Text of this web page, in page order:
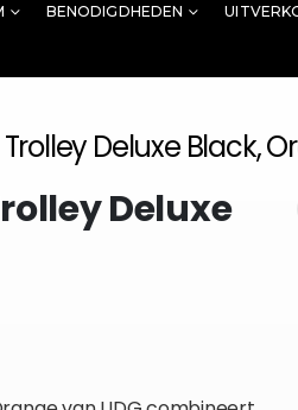
BENODIGDHEDEN
Deluxe Black,
Deluxe